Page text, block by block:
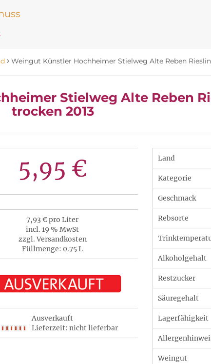
Weingut Künstler Hochheimer Stielweg Alte Reben
Stielweg Alte Reben
trocken 2013
5,95 €
7,93 € pro Liter
incl. 19 % MwSt
zzgl. Versandkosten
Füllmenge: 0.75 L
Ausverkauft
Lieferzeit: nicht lieferbar
Land
Kategorie
Geschmack
Rebsorte
Alkoholgehalt
Restzucker
Säuregehalt
Lagerfähigkeit
Weingut